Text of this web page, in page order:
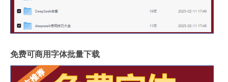
免费可商用字体批量下载